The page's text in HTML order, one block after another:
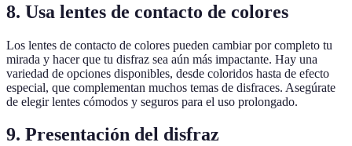
8. Usa lentes de contacto de colores
Los lentes de contacto de colores pueden cambiar por completo tu
mirada y hacer que tu disfraz sea aún más impactante. Hay una
variedad de opciones disponibles, desde coloridos hasta de efecto
especial, que complementan muchos temas de disfraces. Asegúrate
de elegir lentes cómodos y seguros para el uso prolongado.
9. Presentación del disfraz